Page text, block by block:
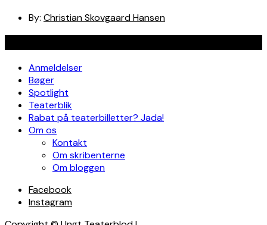
By: Christian Skovgaard Hansen
Anmeldelser
Bøger
Spotlight
Teaterblik
Rabat på teaterbilletter? Jada!
Om os
Kontakt
Om skribenterne
Om bloggen
Facebook
Instagram